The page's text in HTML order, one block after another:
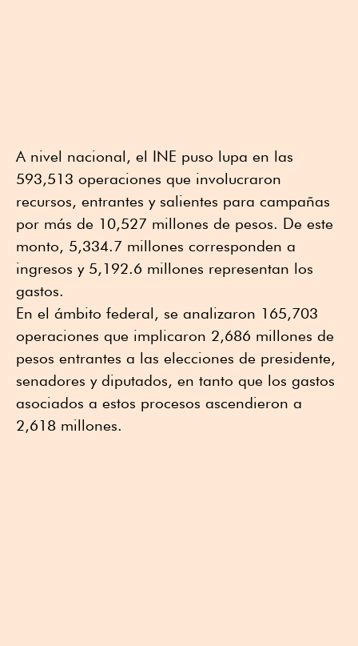
A nivel nacional, el INE puso lupa en las
593,513 operaciones que involucraron
recursos, entrantes y salientes para campañas
por más de 10,527 millones de pesos. De este
monto, 5,334.7 millones corresponden a
ingresos y 5,192.6 millones representan los
gastos.
En el ámbito federal, se analizaron 165,703
operaciones que implicaron 2,686 millones de
pesos entrantes a las elecciones de presidente,
senadores y diputados, en tanto que los gastos
asociados a estos procesos ascendieron a
2,618 millones.